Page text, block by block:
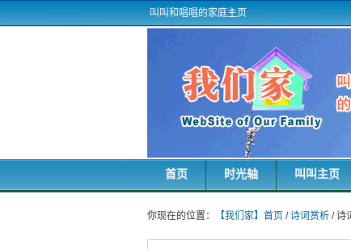
叫叫和唱唱的家庭主页
首页 时光轴 叫叫主页
你现在的位置： 【我们家】首页 /诗词赏析 / 诗